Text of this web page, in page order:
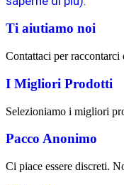
Ti aiutiamo noi
Contattaci per raccontarci
I Migliori Prodotti
Selezioniamo i migliori
Pacco Anonimo
Ci piace essere discreti.